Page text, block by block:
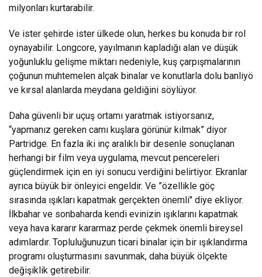
milyonları kurtarabilir.
Ve ister şehirde ister ülkede olun, herkes bu konuda bir rol
oynayabilir. Longcore, yayılmanın kapladığı alan ve düşük
yoğunluklu gelişme miktarı nedeniyle, kuş çarpışmalarının
çoğunun muhtemelen alçak binalar ve konutlarla dolu banliyö
ve kırsal alanlarda meydana geldiğini söylüyor.
Daha güvenli bir uçuş ortamı yaratmak istiyorsanız,
“yapmanız gereken camı kuşlara görünür kılmak” diyor
Partridge. En fazla iki inç aralıklı bir desenle sonuçlanan
herhangi bir film veya uygulama, mevcut pencereleri
güçlendirmek için en iyi sonucu verdiğini belirtiyor. Ekranlar
ayrıca büyük bir önleyici engeldir. Ve ”özellikle göç
sırasında ışıkları kapatmak gerçekten önemli" diye ekliyor.
İlkbahar ve sonbaharda kendi evinizin ışıklarını kapatmak
veya hava kararır kararmaz perde çekmek önemli bireysel
adımlardır. Topluluğunuzun ticari binalar için bir ışıklandırma
programı oluşturmasını savunmak, daha büyük ölçekte
değişiklik getirebilir.